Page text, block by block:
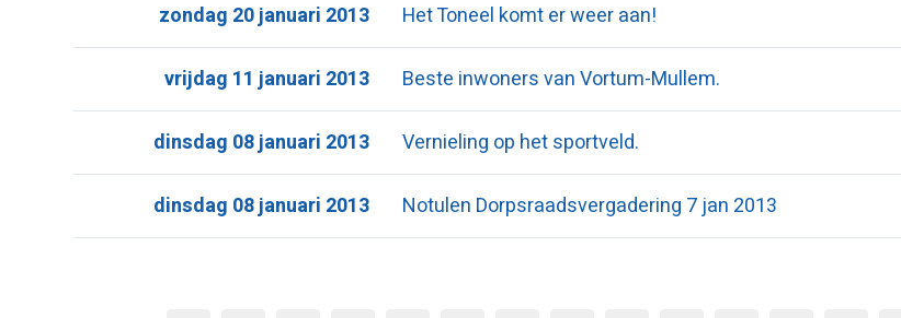
Het Toneel komt er weer aan!
zondag 20 januari 2013
Beste inwoners van Vortum-Mullem.
vrijdag 11 januari 2013
Vernieling op het sportveld.
dinsdag 08 januari 2013
Notulen Dorpsraadsvergadering 7 jan 2013
dinsdag 08 januari 2013